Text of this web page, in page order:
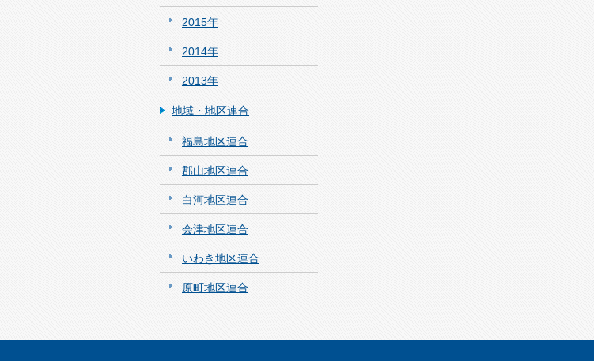
2015年
2014年
2013年
地域・地区連合
福島地区連合
郡山地区連合
白河地区連合
会津地区連合
いわき地区連合
原町地区連合